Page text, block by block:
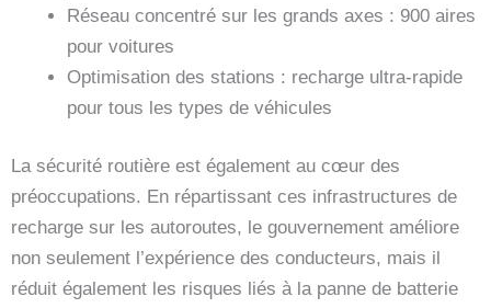
Réseau concentré sur les grands axes : 900 aires
pour voitures
Optimisation des stations : recharge ultra-rapide
pour tous les types de véhicules
La sécurité routière est également au cœur des
préoccupations. En répartissant ces infrastructures de
recharge sur les autoroutes, le gouvernement améliore
non seulement l’expérience des conducteurs, mais il
réduit également les risques liés à la panne de batterie